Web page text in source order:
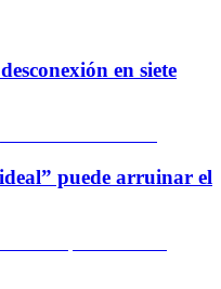
en siete
puede arruinar el